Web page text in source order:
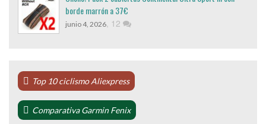
borde marrón a 37€
junio 4, 2026, 12
Top 10 ciclismo Aliexpress
Comparativa Garmin Fenix